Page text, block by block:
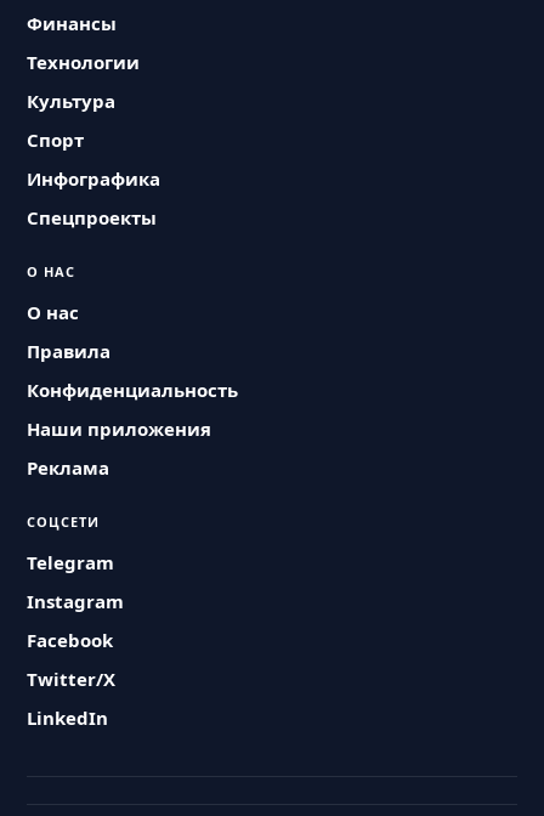
Финансы
Технологии
Культура
Спорт
Инфографика
Спецпроекты
О НАС
О нас
Правила
Конфиденциальность
Наши приложения
Реклама
СОЦСЕТИ
Telegram
Instagram
Facebook
Twitter/X
LinkedIn